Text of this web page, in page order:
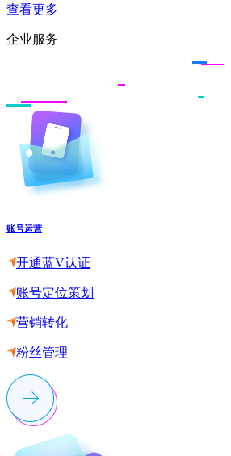
查看更多
企业服务
账号运营
开通蓝V认证
账号定位策划
营销转化
粉丝管理